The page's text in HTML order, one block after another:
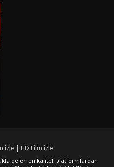
izle | HD Film izle
gelen en kaliteli platformlardan